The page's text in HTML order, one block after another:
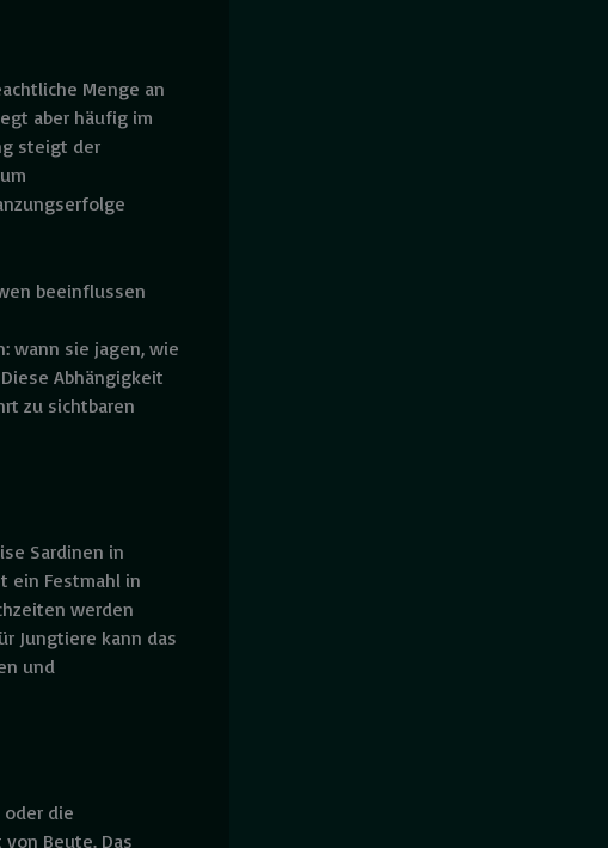
Menge an
aber häufig im
steigt der
beeinflussen
wann sie jagen, wie
Abhängigkeit
zu sichtbaren
Sardinen in
ein Festmahl in
werden
Jungtiere kann das
und
die
Beute. Das